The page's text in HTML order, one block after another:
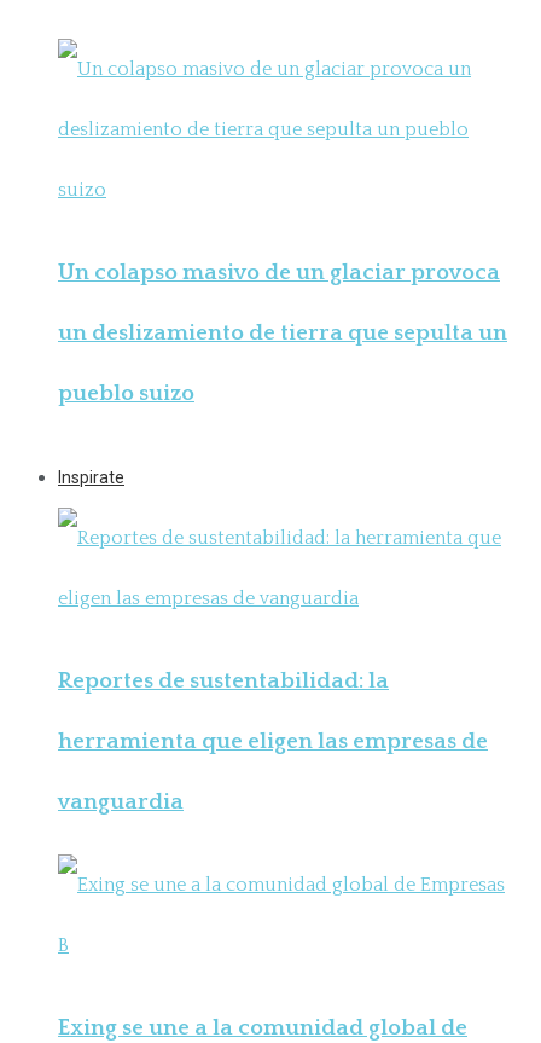
Un colapso masivo de un glaciar provoca
un deslizamiento de tierra que sepulta un
pueblo suizo
Inspirate
Reportes de sustentabilidad: la
herramienta que eligen las empresas de
vanguardia
Exing se une a la comunidad global de